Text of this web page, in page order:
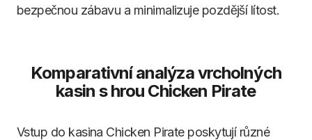
bezpečnou zábavu a minimalizuje pozdější lítost.
Komparativní analýza vrcholných
kasin s hrou Chicken Pirate
Vstup do kasina Chicken Pirate poskytují různé